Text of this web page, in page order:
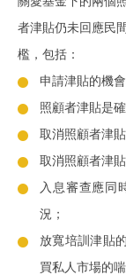
者津貼仍未回應民
檻，包括：
申請津貼的機
照顧者津貼是
取消照顧者津
取消照顧者津
入息審查應同
況；
放寬培訓津貼
買私人市場的喘